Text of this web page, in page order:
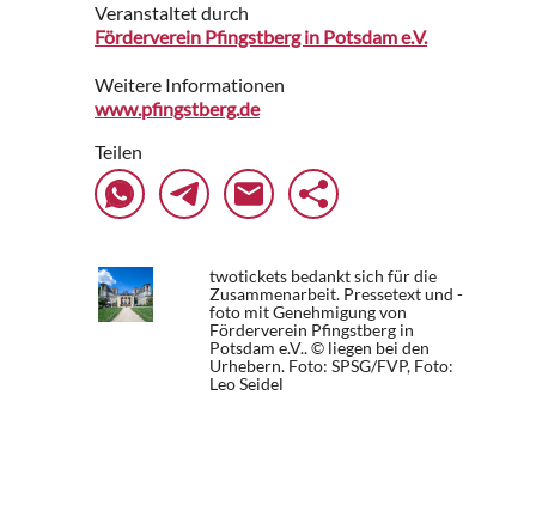
Veranstaltet durch
Förderverein Pfingstberg in Potsdam e.V.
Weitere Informationen
www.pfingstberg.de
Teilen
twotickets bedankt sich für die
Zusammenarbeit. Pressetext und -
foto mit Genehmigung von
Förderverein Pfingstberg in
Potsdam e.V.. © liegen bei den
Urhebern. Foto: SPSG/FVP, Foto:
Leo Seidel